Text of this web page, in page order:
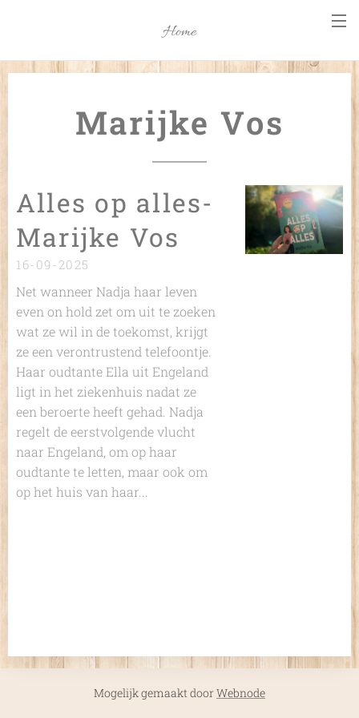
Home
Marijke Vos
Alles op alles-
Marijke Vos
16-09-2025
Net wanneer Nadja haar leven
even on hold zet om uit te zoeken
wat ze wil in de toekomst, krijgt
ze een verontrustend telefoontje.
Haar oudtante Ella uit Engeland
ligt in het ziekenhuis nadat ze
een beroerte heeft gehad. Nadja
regelt de eerstvolgende vlucht
naar Engeland, om op haar
oudtante te letten, maar ook om
op het huis van haar...
Mogelijk gemaakt doorWebnode